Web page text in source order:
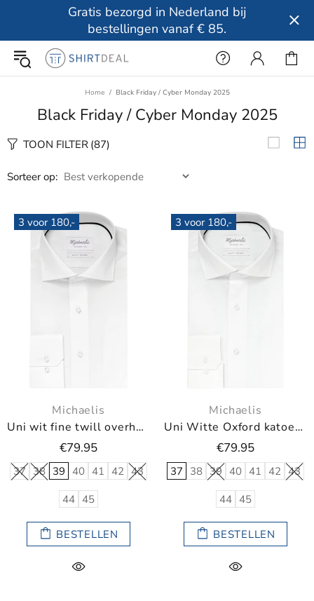
Gratis bezorgd in Nederland bij
bestellingen vanaf € 85.
Home Black Friday / Cyber Monday 2025
Black Friday / Cyber Monday 2025
TOON FILTER (87)
Sorteer op:
3 voor 180,-
Michaelis
Uni wit fine twill overhemd
€79.95
37 38 39 40 41 42 43
44 45
BESTELLEN
3 voor 180,-
Michaelis
Uni Witte Oxford katoenen overhemd
€79.95
37 38 39 40 41 42 43
44 45
BESTELLEN